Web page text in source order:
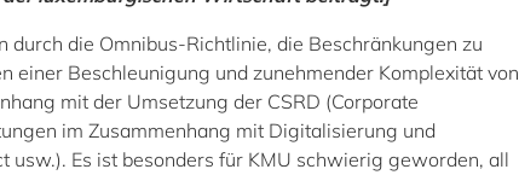
die Omnibus-Richtlinie, die Beschränkungen zu
einer Beschleunigung und zunehmender Komplexität von
mit der Umsetzung der CSRD (Corporate
im Zusammenhang mit Digitalisierung und
usw.). Es ist besonders für KMU schwierig geworden, all